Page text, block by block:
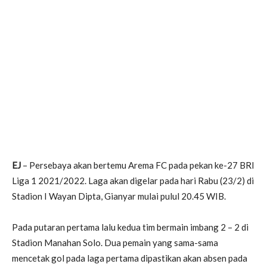
EJ – Persebaya akan bertemu Arema FC pada pekan ke-27 BRI
Liga 1 2021/2022. Laga akan digelar pada hari Rabu (23/2) di
Stadion I Wayan Dipta, Gianyar mulai pulul 20.45 WIB.
Pada putaran pertama lalu kedua tim bermain imbang 2 – 2 di
Stadion Manahan Solo. Dua pemain yang sama-sama
mencetak gol pada laga pertama dipastikan akan absen pada